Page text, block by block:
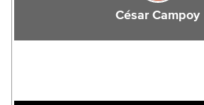
César Campoy